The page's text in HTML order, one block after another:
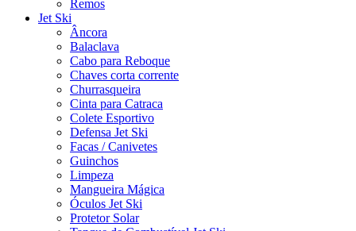
Remos
Jet Ski
Âncora
Balaclava
Cabo para Reboque
Chaves corta corrente
Churrasqueira
Cinta para Catraca
Colete Esportivo
Defensa Jet Ski
Facas / Canivetes
Guinchos
Limpeza
Mangueira Mágica
Óculos Jet Ski
Protetor Solar